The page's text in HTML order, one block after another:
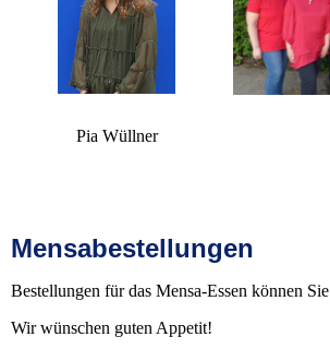
Pia Wüllner
Mensabestellungen
Bestellungen für das Mensa-Essen können Sie
Wir wünschen guten Appetit!